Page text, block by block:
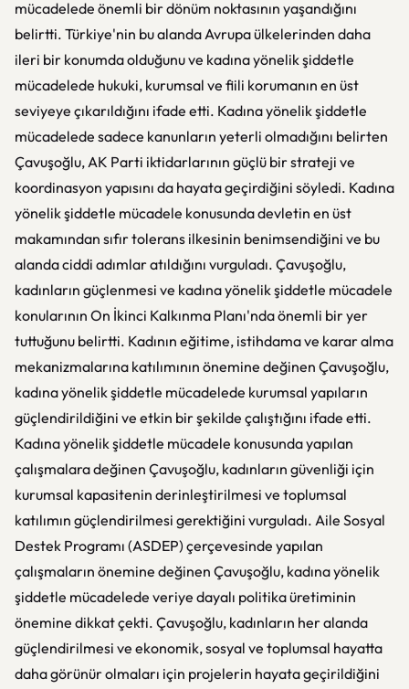
mücadelede önemli bir dönüm noktasının yaşandığını
belirtti. Türkiye'nin bu alanda Avrupa ülkelerinden daha
ileri bir konumda olduğunu ve kadına yönelik şiddetle
mücadelede hukuki, kurumsal ve fiili korumanın en üst
seviyeye çıkarıldığını ifade etti. Kadına yönelik şiddetle
mücadelede sadece kanunların yeterli olmadığını belirten
Çavuşoğlu, AK Parti iktidarlarının güçlü bir strateji ve
koordinasyon yapısını da hayata geçirdiğini söyledi. Kadına
yönelik şiddetle mücadele konusunda devletin en üst
makamından sıfır tolerans ilkesinin benimsendiğini ve bu
alanda ciddi adımlar atıldığını vurguladı. Çavuşoğlu,
kadınların güçlenmesi ve kadına yönelik şiddetle mücadele
konularının On İkinci Kalkınma Planı'nda önemli bir yer
tuttuğunu belirtti. Kadının eğitime, istihdama ve karar alma
mekanizmalarına katılımının önemine değinen Çavuşoğlu,
kadına yönelik şiddetle mücadelede kurumsal yapıların
güçlendirildiğini ve etkin bir şekilde çalıştığını ifade etti.
Kadına yönelik şiddetle mücadele konusunda yapılan
çalışmalara değinen Çavuşoğlu, kadınların güvenliği için
kurumsal kapasitenin derinleştirilmesi ve toplumsal
katılımın güçlendirilmesi gerektiğini vurguladı. Aile Sosyal
Destek Programı (ASDEP) çerçevesinde yapılan
çalışmaların önemine değinen Çavuşoğlu, kadına yönelik
şiddetle mücadelede veriye dayalı politika üretiminin
önemine dikkat çekti. Çavuşoğlu, kadınların her alanda
güçlendirilmesi ve ekonomik, sosyal ve toplumsal hayatta
daha görünür olmaları için projelerin hayata geçirildiğini